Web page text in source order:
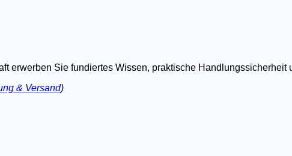
erwerben Sie fundiertes Wissen, praktische
& Versand)